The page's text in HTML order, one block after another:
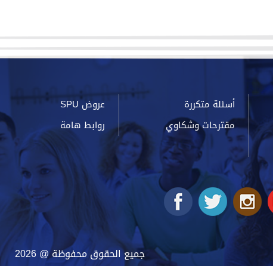
أسئلة متكررة
عروض SPU
مقترحات وشكاوي
روابط هامة
جميع الحقوق محفوظة @ 2026